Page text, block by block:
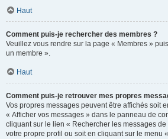
Haut
Comment puis-je rechercher des membres ?
Veuillez vous rendre sur la page « Membres »
un membre ».
Haut
Comment puis-je retrouver mes propres
Vos propres messages peuvent être affichés soit
« Afficher vos messages » dans le panneau de
cliquant sur le lien « Rechercher les messages de
votre propre profil ou soit en cliquant sur le menu